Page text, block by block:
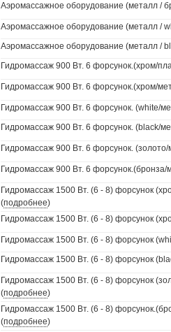
Аэромассажное оборудование (металл /
Аэромассажное оборудование (металл /
Аэромассажное оборудование (металл /
Гидромассаж 900 Вт. 6 форсунок.(хром/
Гидромассаж 900 Вт. 6 форсунок.(хром/
Гидромассаж 900 Вт. 6 форсунок. (white/
Гидромассаж 900 Вт. 6 форсунок. (black/
Гидромассаж 900 Вт. 6 форсунок.
Гидромассаж 900 Вт. 6 форсунок.(бронза/
Гидромассаж 1500 Вт. (6 - 8) форсунок
(подробнее)
Гидромассаж 1500 Вт. (6 - 8) форсунок
Гидромассаж 1500 Вт. (6 - 8) форсунок
Гидромассаж 1500 Вт. (6 - 8) форсунок
Гидромассаж 1500 Вт. (6 - 8) форсунок
(подробнее)
Гидромассаж 1500 Вт. (6 - 8)
(подробнее)